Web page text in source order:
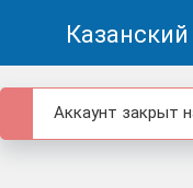
Аккаунт закрыт